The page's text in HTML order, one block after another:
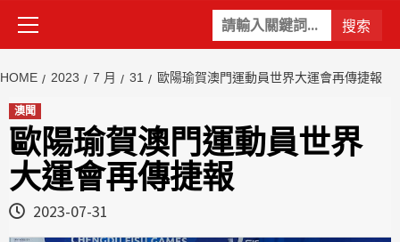
關
鍵
Primary
Menu
HOME 2023 7 月 31 歐陽瑜賀澳門運動員世界大運會再傳捷報
澳聞
歐陽瑜賀澳門運動員世界
大運會再傳捷報
2023-07-31